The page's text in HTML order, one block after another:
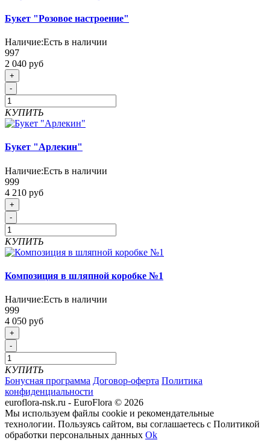
Букет "Розовое настроение"
Наличие:Есть в наличии
997
2 040 руб
+
-
КУПИТЬ
Букет "Арлекин"
Наличие:Есть в наличии
999
4 210 руб
+
-
КУПИТЬ
Композиция в шляпной коробке №1
Наличие:Есть в наличии
999
4 050 руб
+
-
КУПИТЬ
Бонусная программа Договор-оферта Политика
конфиденциальности
euroflora-nsk.ru - EuroFlora © 2026
Мы используем файлы cookie и рекомендательные
технологии. Пользуясь сайтом, вы соглашаетесь с Политикой
обработки персональных данных Ok